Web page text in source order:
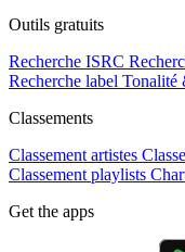
Outils gratuits
Recherche ISRC
Recherche label Tonalité
Classements
Classement artistes
Classement playlists
Get the apps